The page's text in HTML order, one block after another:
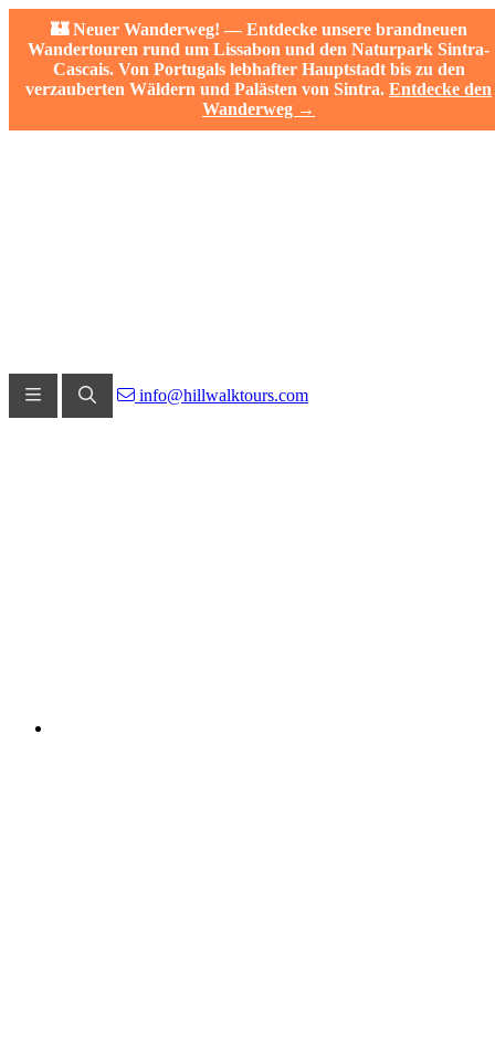
🏰 Neuer Wanderweg! — Entdecke unsere brandneuen
Wandertouren rund um Lissabon und den Naturpark Sintra-
Cascais. Von Portugals lebhafter Hauptstadt bis zu den
verzauberten Wäldern und Palästen von Sintra. Entdecke den
Wanderweg →
info@hillwalktours.com